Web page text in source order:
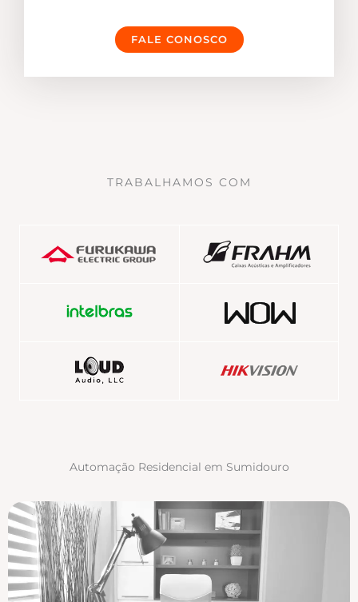
FALE CONOSCO
TRABALHAMOS COM
Automação Residencial em Sumidouro